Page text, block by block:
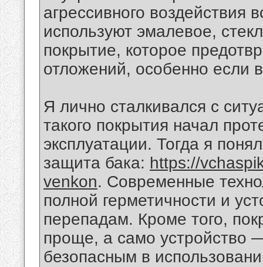
агрессивного воздействия
используют эмалевое,
покрытие, которое
отложений, особенно если
Я лично сталкивался с
такого покрытия начал
эксплуатации. Тогда я
защита бака: https://
venkon. Современные
полной герметичности и
перепадам. Кроме того,
проще, а само устройство
безопасным в